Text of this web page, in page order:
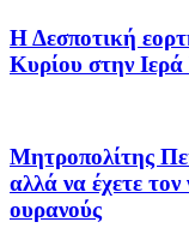
Η Δεσποτική
Κυρίου στην
Μητροπολίτης
αλλά να έχετε
ουρανούς